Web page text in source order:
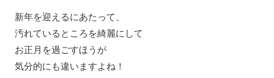
新年を迎えるにあたって、
汚れているところを綺麗にして
お正月を過ごすほうが
気分的にも違いますよね！